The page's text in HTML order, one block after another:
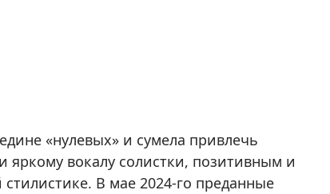
«нулевых» и сумела привлечь
вокалу солистки, позитивным и
В мае 2024-го преданные